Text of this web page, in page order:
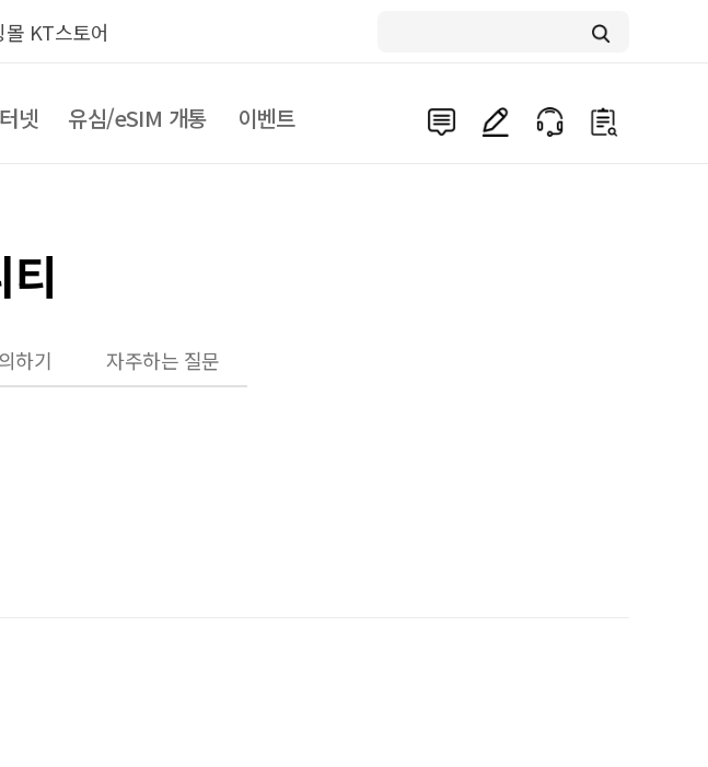
몰 KT스토어
넷 유심/eSIM 개통 이벤트
하기 자주하는 질문